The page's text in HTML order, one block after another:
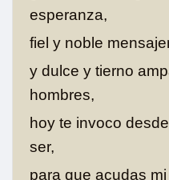
esperanza,
fiel y noble
y dulce y tierno
hombres,
hoy te invoco
ser,
para que acudas